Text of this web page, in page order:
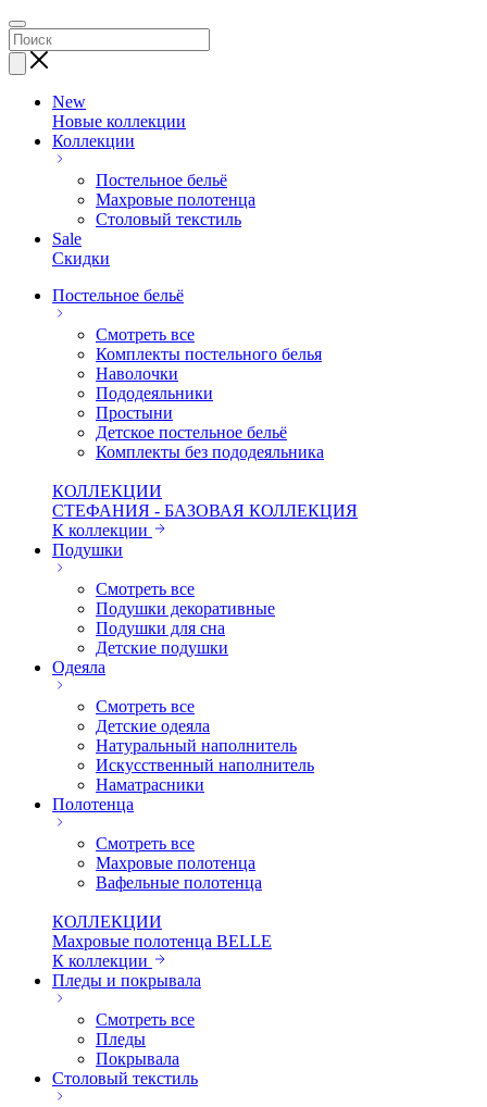
New
Новые коллекции
Коллекции
Постельное бельё
Махровые полотенца
Столовый текстиль
Sale
Скидки
Постельное бельё
Смотреть все
Комплекты постельного белья
Наволочки
Пододеяльники
Простыни
Детское постельное бельё
Комплекты без пододеяльника
КОЛЛЕКЦИИ
СТЕФАНИЯ - БАЗОВАЯ КОЛЛЕКЦИЯ
К коллекции
Подушки
Смотреть все
Подушки декоративные
Подушки для сна
Детские подушки
Одеяла
Смотреть все
Детские одеяла
Натуральный наполнитель
Искуcственный наполнитель
Наматрасники
Полотенца
Смотреть все
Махровые полотенца
Вафельные полотенца
КОЛЛЕКЦИИ
Махровые полотенца BELLE
К коллекции
Пледы и покрывала
Смотреть все
Пледы
Покрывала
Столовый текстиль